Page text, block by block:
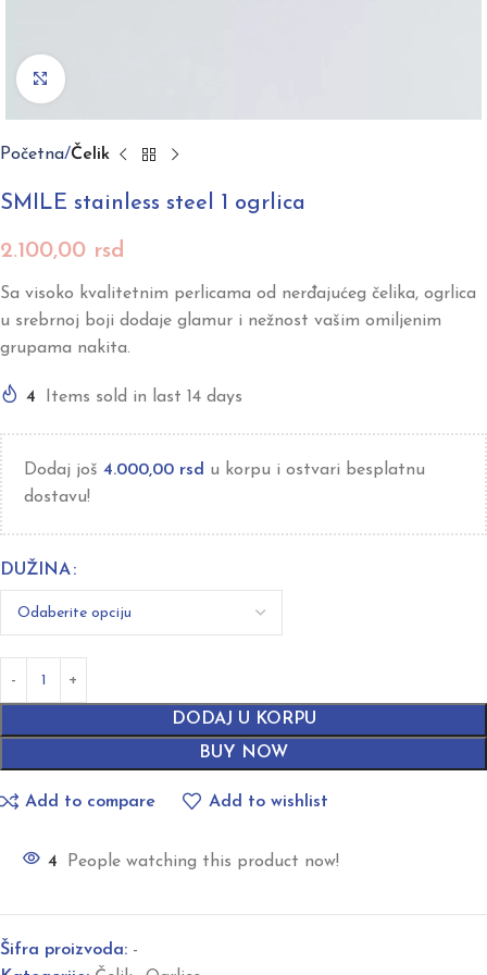
Početna Čelik
SMILE stainless steel 1 ogrlica
2.100,00 rsd
Sa visoko kvalitetnim perlicama od nerđajućeg čelika, ogrlica
u srebrnoj boji dodaje glamur i nežnost vašim omiljenim
grupama nakita.
4 Items sold in last 14 days
Dodaj još 4.000,00 rsd u korpu i ostvari besplatnu
dostavu!
DUŽINA
DODAJ U KORPU
BUY NOW
Add to compare Add to wishlist
4 People watching this product now!
Šifra proizvoda: -